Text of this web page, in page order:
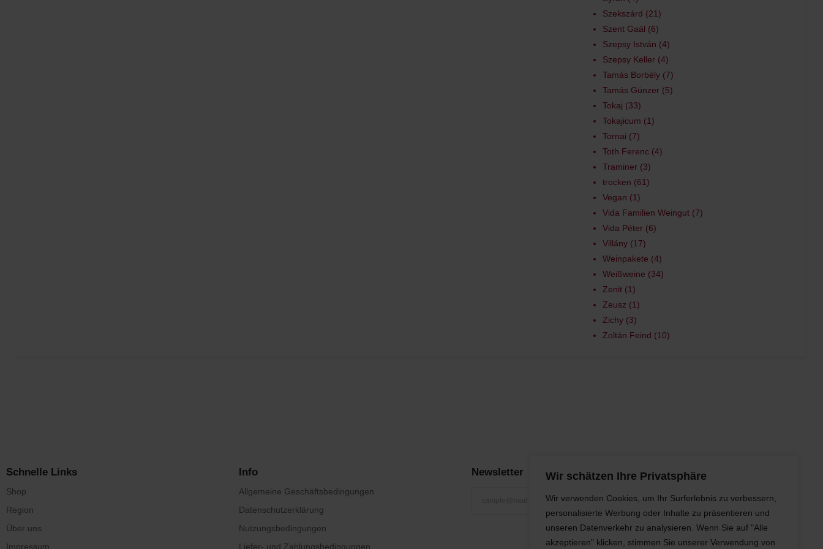
Wir schätzen Ihre Privatsphäre
Wir verwenden Cookies, um Ihr Surferlebnis zu verbessern,
personalisierte Werbung oder Inhalte zu präsentieren und
unseren Datenverkehr zu analysieren. Wenn Sie auf "Alle
akzeptieren" klicken, stimmen Sie unserer Verwendung von
Szekszárd
21
Szent Gaál
6
Szepsy István
4
Szepsy Keller 4
Tamás Borbély
7
Tamás Günzer
5
Tokaj
33
Tokajicum
1
Tornai
7
Toth Ferenc 4
Traminer
3
trocken
61
Vegan
1
Vida Familien Weingut
7
Vida Péter
6
Villány
17
Weinpakete
4
Weißweine
34
Zenit
1
Zeusz
1
Zichy
3
Zoltán Feind
10
Schnelle Links
Shop
Region
Über uns
Impressum
Info
Allgemeine Geschäftsbedingungen
Datenschutzerklärung
Nutzungsbedingungen
Liefer- und Zahlungsbedingungen
Newsletter
Abonnieren